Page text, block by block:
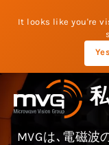
It looks like you're
MVGは､電磁波